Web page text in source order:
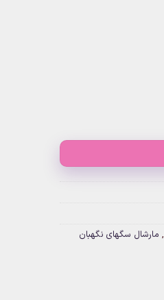
, مارشال سگهای نگهبان